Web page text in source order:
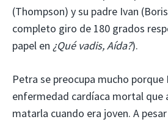
(Thompson) y su padre Ivan
completo giro de 180 grados
papel en ¿Qué vadis, Aída?).
Petra se preocupa mucho porque
enfermedad cardíaca mortal que
matarla cuando era joven. A